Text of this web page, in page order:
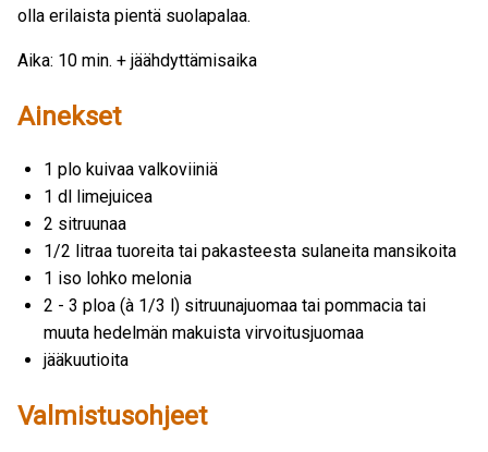
olla erilaista pientä suolapalaa.
Aika: 10 min. + jäähdyttämisaika
Ainekset
1 plo kuivaa valkoviiniä
1 dl limejuicea
2 sitruunaa
1/2 litraa tuoreita tai pakasteesta sulaneita mansikoita
1 iso lohko melonia
2 - 3 ploa (à 1/3 l) sitruunajuomaa tai pommacia tai
muuta hedelmän makuista virvoitusjuomaa
jääkuutioita
Valmistusohjeet